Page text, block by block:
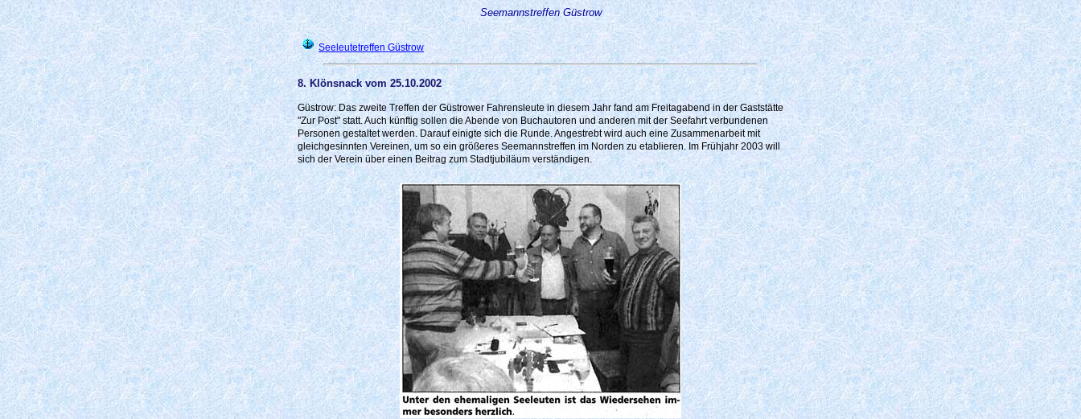
Seemannstreffen Güstrow
Seeleutetreffen Güstrow
8. Klönsnack vom 25.10.2002
Güstrow: Das zweite Treffen der Güstrower Fahrensleute in diesem Jahr fand am Freitagabend in der Gaststätte
"Zur Post" statt. Auch künftig sollen die Abende von Buchautoren und anderen mit der Seefahrt verbundenen
Personen gestaltet werden. Darauf einigte sich die Runde. Angestrebt wird auch eine Zusammenarbeit mit
gleichgesinnten Vereinen, um so ein größeres Seemannstreffen im Norden zu etablieren. Im Frühjahr 2003 will
sich der Verein über einen Beitrag zum Stadtjubiläum verständigen.